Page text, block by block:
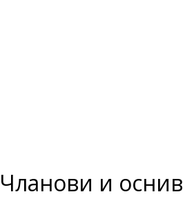
Чланови и